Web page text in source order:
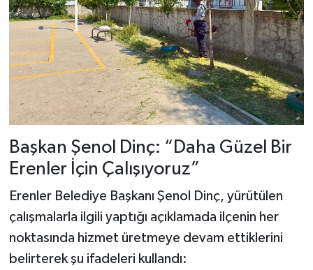
Başkan Şenol Dinç: “Daha Güzel Bir
Erenler İçin Çalışıyoruz”
Erenler Belediye Başkanı Şenol Dinç, yürütülen
çalışmalarla ilgili yaptığı açıklamada ilçenin her
noktasında hizmet üretmeye devam ettiklerini
belirterek şu ifadeleri kullandı: